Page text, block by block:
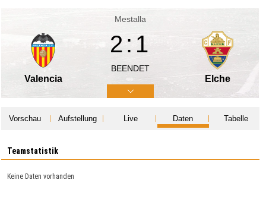
Mestalla
Valencia
2:1
BEENDET
Elche
Vorschau Aufstellung Live Daten Tabelle
Teamstatistik
Keine Daten vorhanden